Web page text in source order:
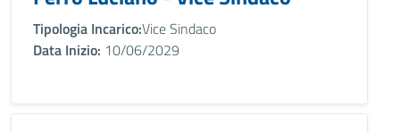
Tipologia Incarico:Vice Sindaco
Data Inizio: 10/06/2029